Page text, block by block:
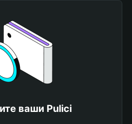
ваши Pulici